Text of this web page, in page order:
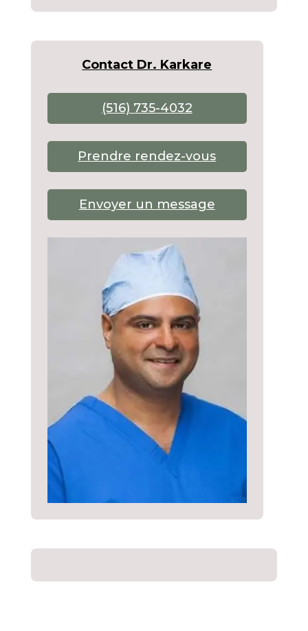
Contact Dr. Karkare
(516) 735-4032
Prendre rendez-vous
Envoyer un message